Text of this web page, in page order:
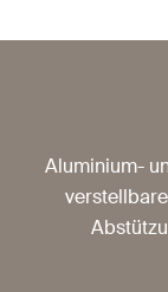
Aluminium-